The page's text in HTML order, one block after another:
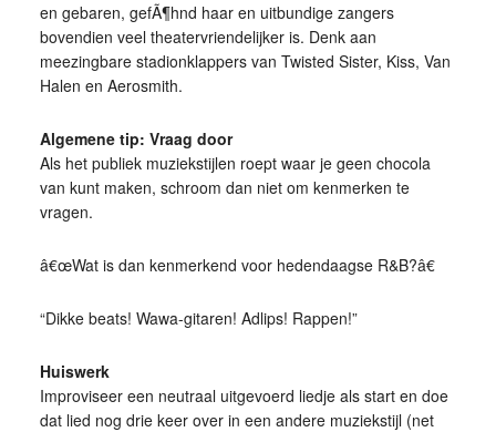
en gebaren, gefÃ¶hnd haar en uitbundige zangers
bovendien veel theatervriendelijker is. Denk aan
meezingbare stadionklappers van Twisted Sister, Kiss, Van
Halen en Aerosmith.
Algemene tip: Vraag door
Als het publiek muziekstijlen roept waar je geen chocola
van kunt maken, schroom dan niet om kenmerken te
vragen.
â€œWat is dan kenmerkend voor hedendaagse R&B?â€
“Dikke beats! Wawa-gitaren! Adlips! Rappen!”
Huiswerk
Improviseer een neutraal uitgevoerd liedje als start en doe
dat lied nog drie keer over in een andere muziekstijl (net